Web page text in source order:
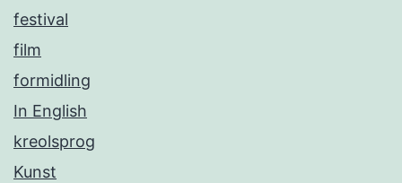
festival
film
formidling
In English
kreolsprog
Kunst